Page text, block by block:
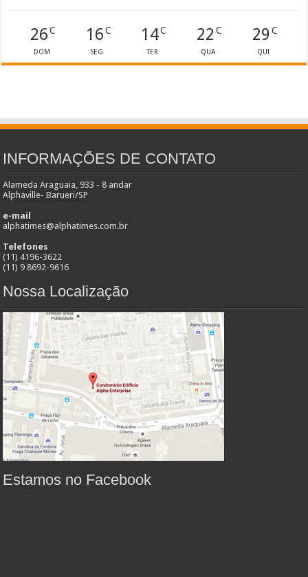
26C
DOM
16C
SEG
14C
TER
22 C
QUA
29C
QUI
INFORMAÇÕES DE CONTATO
Alameda Araguaia, 933 - 8 andar
Alphaville- Barueri/SP
e-mail
alphatimes@alphatimes.com.br
Telefones
(11) 4196-3622
(11) 9 8692-9616
Nossa Localização
Estamos no Facebook